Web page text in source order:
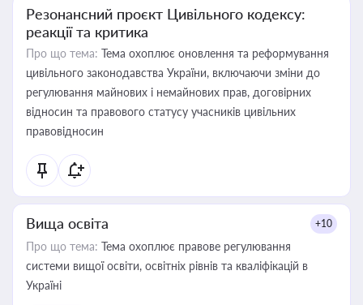
Резонансний проєкт Цивільного кодексу:
реакції та критика
Про що тема: Тема охоплює оновлення та реформування
цивільного законодавства України, включаючи зміни до
регулювання майнових і немайнових прав, договірних
відносин та правового статусу учасників цивільних
правовідносин
Вища освіта +10
Про що тема: Тема охоплює правове регулювання
системи вищої освіти, освітніх рівнів та кваліфікацій в
Україні